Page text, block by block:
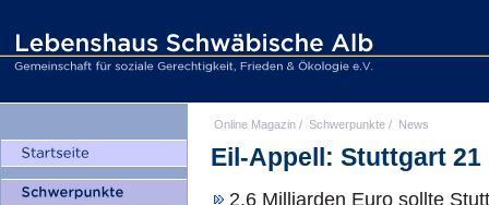
Online Magazin / Schwerpunkte / News
Eil-Appell: Stuttgart
2,6 Milliarden Euro sollte